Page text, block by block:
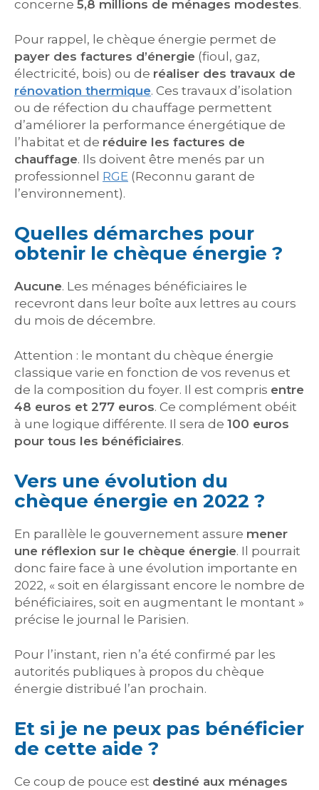
concerne 5,8 millions de ménages modestes.
Pour rappel, le chèque énergie permet de
payer des factures d’énergie (fioul, gaz,
électricité, bois) ou de réaliser des travaux de
rénovation thermique. Ces travaux d’isolation
ou de réfection du chauffage permettent
d’améliorer la performance énergétique de
l’habitat et de réduire les factures de
chauffage. Ils doivent être menés par un
professionnel RGE (Reconnu garant de
l’environnement).
Quelles démarches pour
obtenir le chèque énergie ?
Aucune. Les ménages bénéficiaires le
recevront dans leur boîte aux lettres au cours
du mois de décembre.
Attention : le montant du chèque énergie
classique varie en fonction de vos revenus et
de la composition du foyer. Il est compris entre
48 euros et 277 euros. Ce complément obéit
à une logique différente. Il sera de 100 euros
pour tous les bénéficiaires.
Vers une évolution du
chèque énergie en 2022 ?
En parallèle le gouvernement assure mener
une réflexion sur le chèque énergie. Il pourrait
donc faire face à une évolution importante en
2022, « soit en élargissant encore le nombre de
bénéficiaires, soit en augmentant le montant »
précise le journal le Parisien.
Pour l’instant, rien n’a été confirmé par les
autorités publiques à propos du chèque
énergie distribué l’an prochain.
Et si je ne peux pas bénéficier
de cette aide ?
Ce coup de pouce est destiné aux ménages